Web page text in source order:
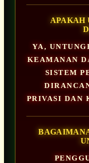
APAKAH
YA,
KEAMANAN
SISTEM
PRIVASI DAN